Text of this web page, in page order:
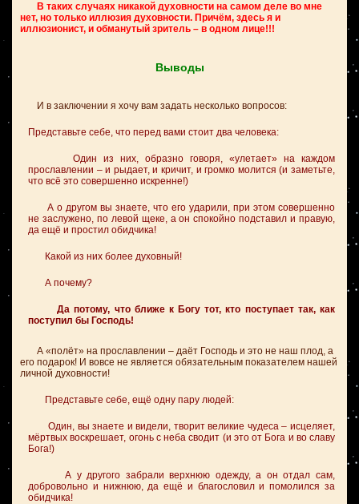
В таких случаях никакой духовности на самом деле во мне
нет, но только иллюзия духовности. Причём, здесь я и
иллюзионист, и обманутый зритель – в одном лице!!!
Выводы
И в заключении я хочу вам задать несколько вопросов:
Представьте себе, что перед вами стоит два человека:
Один из них, образно говоря, «улетает» на каждом
прославлении – и рыдает, и кричит, и громко молится (и заметьте,
что всё это совершенно искренне!)
А о другом вы знаете, что его ударили, при этом совершенно
не заслужено, по левой щеке, а он спокойно подставил и правую,
да ещё и простил обидчика!
Какой из них более духовный!
А почему?
Да потому, что ближе к Богу тот, кто поступает так, как
поступил бы Господь!
А «полёт» на прославлении – даёт Господь и это не наш плод, а
его подарок! И вовсе не является обязательным показателем нашей
личной духовности!
Представьте себе, ещё одну пару людей:
Один, вы знаете и видели, творит великие чудеса – исцеляет,
мёртвых воскрешает, огонь с неба сводит (и это от Бога и во славу
Бога!)
А у другого забрали верхнюю одежду, а он отдал сам,
добровольно и нижнюю, да ещё и благословил и помолился за
обидчика!